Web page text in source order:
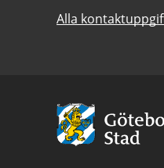
Gothenburg
European
Gothenburg
Alla
Avsändare:
Göteborgs
Stad